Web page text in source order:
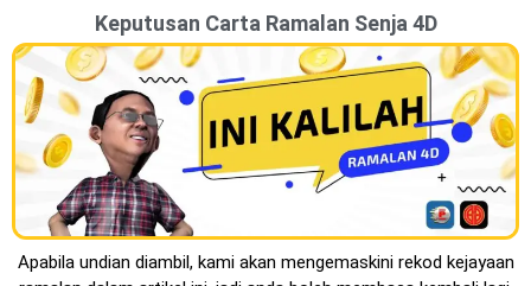
Keputusan Carta Ramalan Senja 4D
Apabila undian diambil, kami akan mengemaskini rekod kejayaan